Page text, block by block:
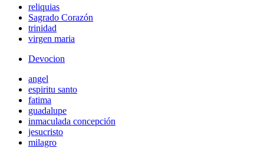
reliquias
Sagrado Corazón
trinidad
virgen maria
Devocion
angel
espiritu santo
fatima
guadalupe
inmaculada concepción
jesucristo
milagro